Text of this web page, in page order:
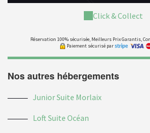
Click & Collect
Réservation 100% sécurisée, Meilleurs Prix Garantis,
Paiement sécurisé par
Nos autres hébergements
Junior Suite Morlaix
Loft Suite Océan